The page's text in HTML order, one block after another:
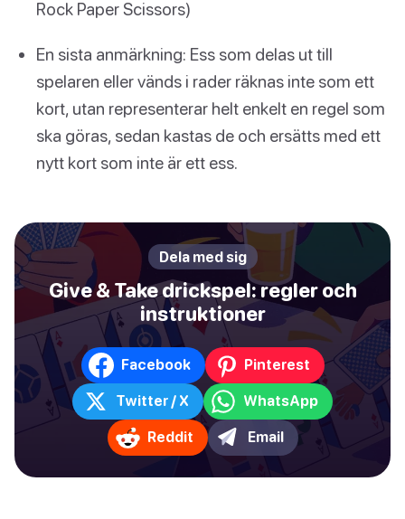
Rock Paper Scissors)
En sista anmärkning: Ess som delas ut till
spelaren eller vänds i rader räknas inte som ett
kort, utan representerar helt enkelt en regel som
ska göras, sedan kastas de och ersätts med ett
nytt kort som inte är ett ess.
Dela med sig
Give & Take drickspel: regler och
instruktioner
Facebook Pinterest
Twitter / X WhatsApp
Reddit Email